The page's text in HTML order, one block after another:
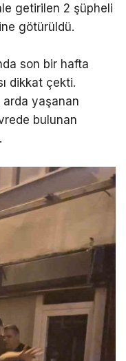
getirilen 2 şüpheli
götürüldü.
son bir hafta
dikkat çekti.
arda yaşanan
bulunan